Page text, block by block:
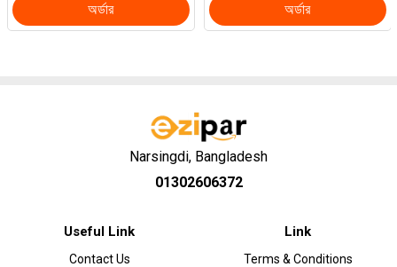
অর্ডার অর্ডার
Narsingdi, Bangladesh
01302606372
Useful Link
Contact Us
Link
Terms & Conditions